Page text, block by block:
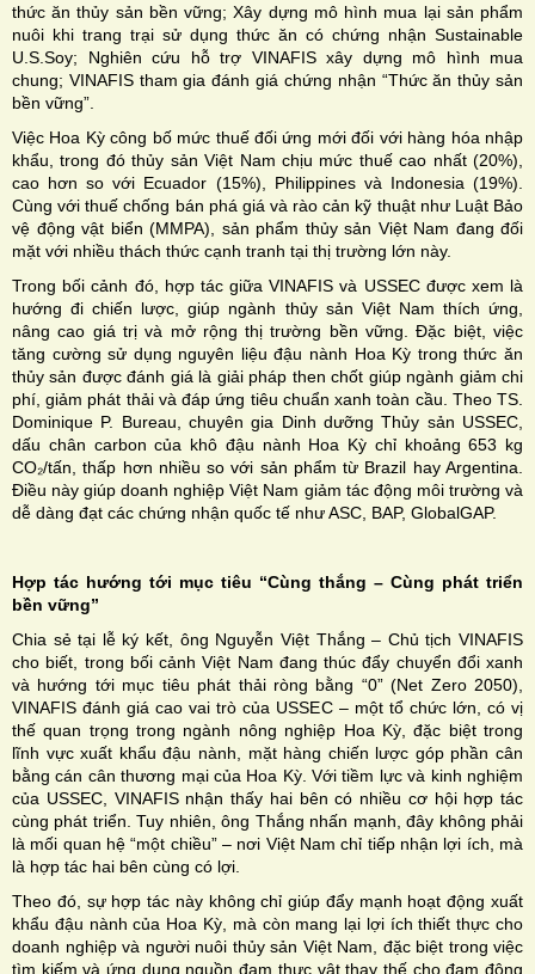
thức ăn thủy sản bền vững; Xây dựng mô hình mua lại sản phẩm
nuôi khi trang trại sử dụng thức ăn có chứng nhận Sustainable
U.S.Soy; Nghiên cứu hỗ trợ VINAFIS xây dựng mô hình mua
chung; VINAFIS tham gia đánh giá chứng nhận “Thức ăn thủy sản
bền vững”.
Việc Hoa Kỳ công bố mức thuế đối ứng mới đối với hàng hóa nhập
khẩu, trong đó thủy sản Việt Nam chịu mức thuế cao nhất (20%),
cao hơn so với Ecuador (15%), Philippines và Indonesia (19%).
Cùng với thuế chống bán phá giá và rào cản kỹ thuật như Luật Bảo
vệ động vật biển (MMPA), sản phẩm thủy sản Việt Nam đang đối
mặt với nhiều thách thức cạnh tranh tại thị trường lớn này.
Trong bối cảnh đó, hợp tác giữa VINAFIS và USSEC được xem là
hướng đi chiến lược, giúp ngành thủy sản Việt Nam thích ứng,
nâng cao giá trị và mở rộng thị trường bền vững. Đặc biệt, việc
tăng cường sử dụng nguyên liệu đậu nành Hoa Kỳ trong thức ăn
thủy sản được đánh giá là giải pháp then chốt giúp ngành giảm chi
phí, giảm phát thải và đáp ứng tiêu chuẩn xanh toàn cầu. Theo TS.
Dominique P. Bureau, chuyên gia Dinh dưỡng Thủy sản USSEC,
dấu chân carbon của khô đậu nành Hoa Kỳ chỉ khoảng 653 kg
CO₂/tấn, thấp hơn nhiều so với sản phẩm từ Brazil hay Argentina.
Điều này giúp doanh nghiệp Việt Nam giảm tác động môi trường và
dễ dàng đạt các chứng nhận quốc tế như ASC, BAP, GlobalGAP.
Hợp tác hướng tới mục tiêu “Cùng thắng – Cùng phát triển
bền vững”
Chia sẻ tại lễ ký kết, ông Nguyễn Việt Thắng – Chủ tịch VINAFIS
cho biết, trong bối cảnh Việt Nam đang thúc đẩy chuyển đổi xanh
và hướng tới mục tiêu phát thải ròng bằng “0” (Net Zero 2050),
VINAFIS đánh giá cao vai trò của USSEC – một tổ chức lớn, có vị
thế quan trọng trong ngành nông nghiệp Hoa Kỳ, đặc biệt trong
lĩnh vực xuất khẩu đậu nành, mặt hàng chiến lược góp phần cân
bằng cán cân thương mại của Hoa Kỳ. Với tiềm lực và kinh nghiệm
của USSEC, VINAFIS nhận thấy hai bên có nhiều cơ hội hợp tác
cùng phát triển. Tuy nhiên, ông Thắng nhấn mạnh, đây không phải
là mối quan hệ “một chiều” – nơi Việt Nam chỉ tiếp nhận lợi ích, mà
là hợp tác hai bên cùng có lợi.
Theo đó, sự hợp tác này không chỉ giúp đẩy mạnh hoạt động xuất
khẩu đậu nành của Hoa Kỳ, mà còn mang lại lợi ích thiết thực cho
doanh nghiệp và người nuôi thủy sản Việt Nam, đặc biệt trong việc
tìm kiếm và ứng dụng nguồn đạm thực vật thay thế cho đạm động